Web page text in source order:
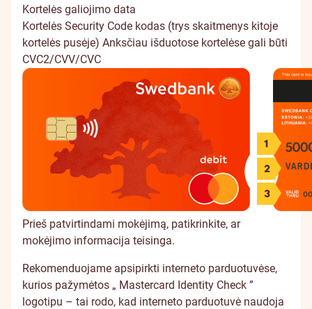
Kortelės galiojimo data
Kortelės Security Code kodas (trys skaitmenys kitoje
kortelės pusėje) Anksčiau išduotose kortelėse gali būti
CVC2/CVV/CVC
Prieš patvirtindami mokėjimą, patikrinkite, ar
mokėjimo informacija teisinga.
Rekomenduojame apsipirkti interneto parduotuvėse,
kurios pažymėtos „ Mastercard Identity Check ”
logotipu – tai rodo, kad interneto parduotuvė naudoja